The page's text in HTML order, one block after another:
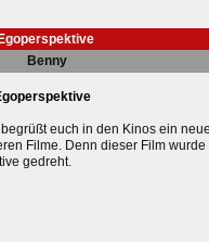
Benny
euch in den Kinos ein
Filme. Denn dieser Film
gedreht.